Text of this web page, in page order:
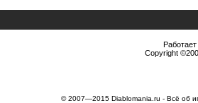
Copyright
© 2007—2015 Diablomania.ru - Всё об